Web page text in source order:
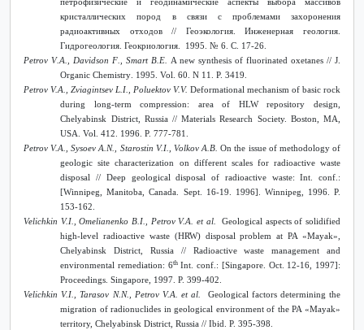
петрофизические и геодинамические аспекты выбора массивов
кристаллических пород в связи с проблемами захоронения
радиоактивных отходов // Геоэкология. Инженерная геология.
Гидрогеология. Геокриология. 1995. № 6. С. 17-26.
Petrov V.A Davidson F Smart B E A new synthesis of fluorinated oxetanes // J
Organic Chemistry
1995. Vol. 60. N 11. P. 3419.
Petrov V.A., Zviagintsev L.I., Poluektov V.V. Deformational mechanism of basic rock
during long-term compression: area of HLW repository design,
Chelyabinsk District, Russia // Materials Research Society. Boston, MA,
USA. Vol. 412. 1996. P. 777-781.
Petrov V.A., Sysoev A.N., Starostin V.I., Volkov A.B.On the issue of methodology of
geologic site characterization on different scales for radioactive waste
disposal // Deep geological disposal of radioactive waste: Int. conf.:
[Winnipeg, Manitoba, Canada. Sept. 16-19. 1996]. Winnipeg, 1996. P.
153-162.
Velichkin V.I., Omelianenko B.I., Petrov V.A. et al.
Geological aspects of solidified
high-level radioactive waste (HRW) disposal problem at PA «Mayak»,
Chelyabinsk District, Russia // Radioactive waste management and
environmental remediation: 6thInt. conf.: [Singapore. Oct. 12-16, 1997]:
Proceedings. Singapore, 1997. P. 399-402.
Velichkin V.I., Tarasov N.N., Petrov V.A. et al.
Geological factors determining the
migration of radionuclides in geological environment of the PA «Mayak»
territory, Chelyabinsk District, Russia // Ibid. P. 395-398.